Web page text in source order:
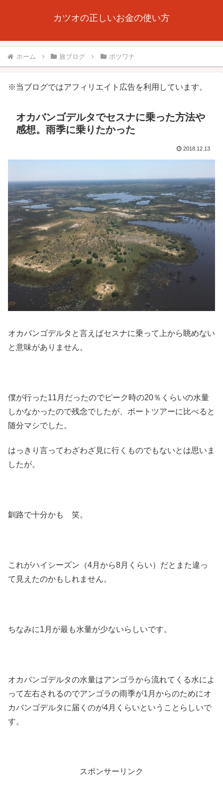
カツオの正しいお金の使い方
ホーム 旅ブログ ボツワナ
※当ブログではアフィリエイト広告を利用しています。
オカバンゴデルタでセスナに乗った方法や
感想。雨季に乗りたかった
2018.12.13
オカバンゴデルタと言えばセスナに乗って上から眺めない
と意味がありません。
僕が行った11月だったのでピーク時の20％くらいの水量
しかなかったので残念でしたが、ボートツアーに比べると
随分マシでした。
はっきり言ってわざわざ見に行くものでもないとは思いま
したが。
釧路で十分かも 笑。
これがハイシーズン（4月から8月くらい）だとまた違っ
て見えたのかもしれません。
ちなみに1月が最も水量が少ないらしいです。
オカバンゴデルタの水量はアンゴラから流れてくる水によ
って左右されるのでアンゴラの雨季が1月からのためにオ
カバンゴデルタに届くのが4月くらいということらしいで
す。
スポンサーリンク